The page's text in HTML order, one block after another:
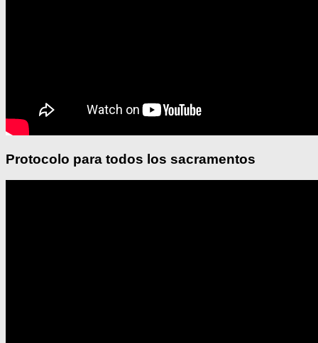
Protocolo para todos los sacramentos